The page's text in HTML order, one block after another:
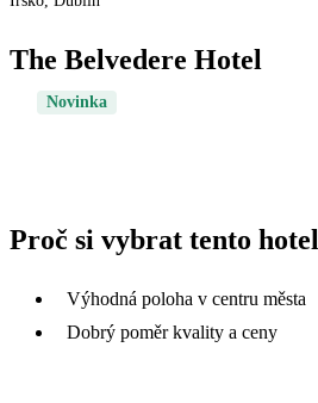
The Belvedere Hotel
Novinka
Proč si vybrat tento hotel
Výhodná poloha v centru města
Dobrý poměr kvality a ceny